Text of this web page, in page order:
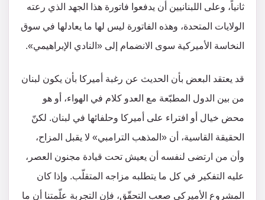
ثانياً، وعلى اللبنانيين أن يدفعوا فاتورة هذا الجهد الذي رعته
الولايات المتحدة، وهذه الفاتورة ليس لها ما يعادلها في سوق
النخاسة الأميركية سوى الانضمام إلى «النادي الإبراهيمي».
قد يعتقد البعض بأن الحديث عن رغبة أميركا بأن يكون لبنان
من بين الدول المطبّعة مع العدو كلام في الهواء، أو هو
محض خيال أو افتراء على أميركا وحلفائها في لبنان. لكنّ
الحقيقة القاسية، أن «المذهب الترامبي» لا يقبل المزاح،
وأن من ارتضى لنفسه أن يعيش تحت قيادة مجنون العصر،
عليه التفكير في كل ما يتطلبه مزاجه المتقلّب. وإذا كان
المشروع الأميركي صعب التحقّق، فإن التجربة علّمتنا أن ما